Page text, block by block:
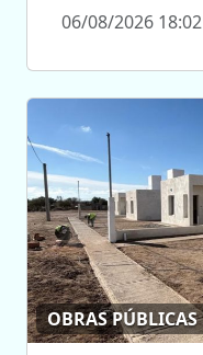
06/08/2026 18:02
OBRAS PÚBLICAS